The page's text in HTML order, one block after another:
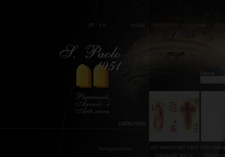
IT EN HOME PRODOTTI CHI SIAMO
Cerca:
CATALOGO
Abbigliamento
set adesivi per cero
pasquale tipo V
cero
decoro